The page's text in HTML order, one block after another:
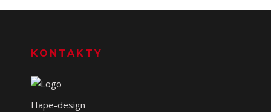
KONTAKTY
Hape-design